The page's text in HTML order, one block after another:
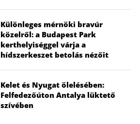
Különleges mérnöki bravúr
közelről: a Budapest Park
kerthelyiséggel várja a
hídszerkeszet betolás nézőit
Kelet és Nyugat ölelésében:
Felfedezőúton Antalya lüktető
szívében